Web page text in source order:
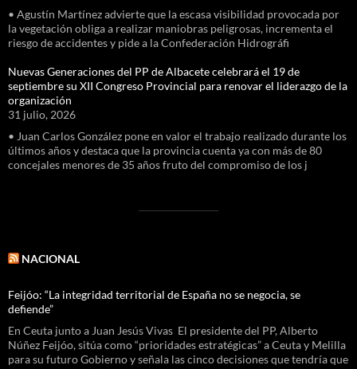
• Agustín Martínez advierte que la escasa visibilidad provocada por
la vegetación obliga a realizar maniobras peligrosas, incrementa el
riesgo de accidentes y pide a la Confederación Hidrográfi
Nuevas Generaciones del PP de Albacete celebrará el 19 de
septiembre su XII Congreso Provincial para renovar el liderazgo de la
organización
31 julio, 2026
• Juan Carlos González pone en valor el trabajo realizado durante los
últimos años y destaca que la provincia cuenta ya con más de 80
concejales menores de 35 años fruto del compromiso de los j
NACIONAL
Feijóo: “La integridad territorial de España no se negocia, se
defiende”
En Ceuta junto a Juan Jesús Vivas El presidente del PP, Alberto
Núñez Feijóo, sitúa como “prioridades estratégicas” a Ceuta y Melilla
para su futuro Gobierno y señala las cinco decisiones que tendría que